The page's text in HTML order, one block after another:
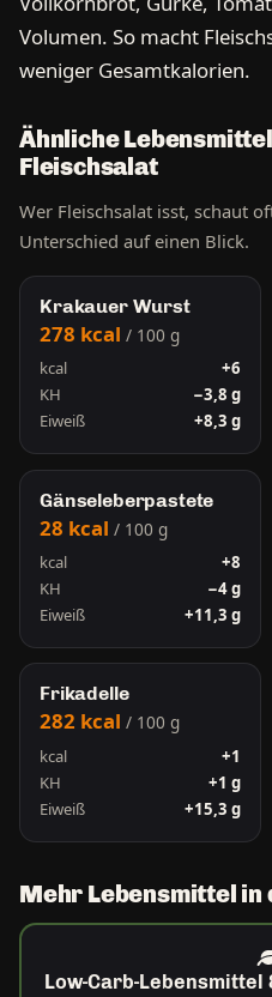
Volumen. So macht
weniger Gesamtkalorien.
Ähnliche
Fleischsalat
Wer Fleischsalat isst, schaut
Unterschied auf einen Blick.
Krakauer Wurst
278 kcal / 100 g
kcal
+6
KH
−3,8 g
Eiweiß
+8,3 g
Gänseleberpastete
28 kcal / 100 g
kcal
+8
KH
−4 g
Eiweiß
+11,3 g
Frikadelle
282 kcal / 100 g
kcal
+1
KH
+1 g
Eiweiß
+15,3 g
Mehr Lebensmittel in
Low-Carb-Lebensmittel